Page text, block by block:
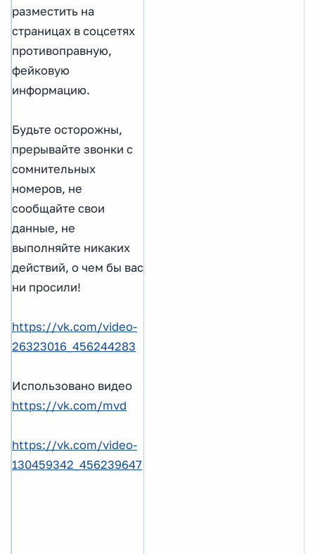
разместить на
страницах в соцсетях
противоправную,
фейковую
информацию.
Будьте осторожны,
прерывайте звонки с
сомнительных
номеров, не
сообщайте свои
данные, не
выполняйте никаких
действий, о чем бы вас
ни просили!
https://vk.com/video-
26323016_456244283
Использовано видео
https://vk.com/mvd
https://vk.com/video-
130459342_456239647